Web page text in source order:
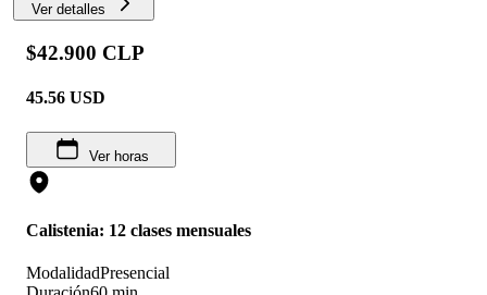
Ver detalles
$42.900 CLP
45.56 USD
Ver horas
Calistenia: 12 clases mensuales
ModalidadPresencial